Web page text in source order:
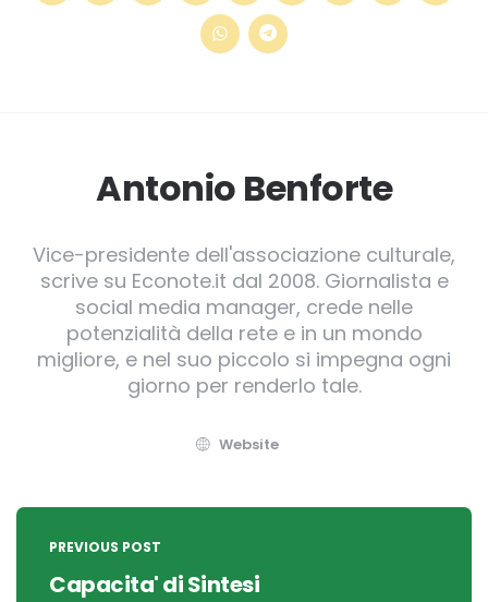
Antonio Benforte
Vice-presidente dell'associazione culturale,
scrive su Econote.it dal 2008. Giornalista e
social media manager, crede nelle
potenzialità della rete e in un mondo
migliore, e nel suo piccolo si impegna ogni
giorno per renderlo tale.
Website
Post
navigation
PREVIOUS POST
Capacita' di Sintesi